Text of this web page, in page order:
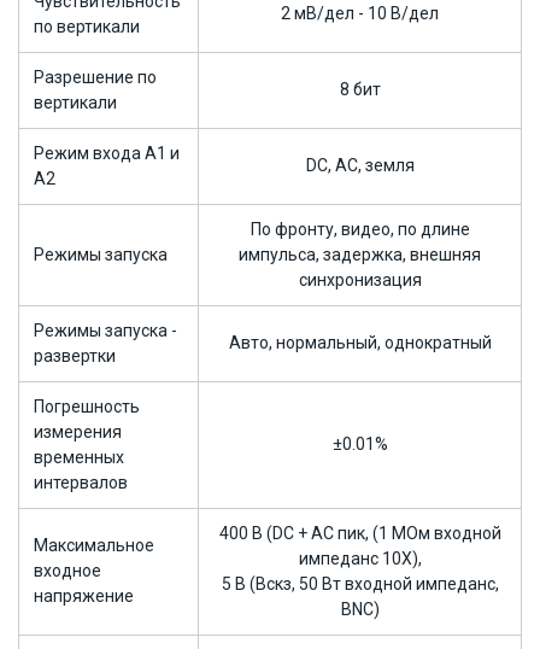
по вертикали
2 мВ/дел - 10 В/дел
Разрешение по
вертикали
8 бит
Режим входа А1 и
А2
DC, AC, земля
Режимы запуска
По фронту, видео, по длине
импульса, задержка, внешняя
синхронизация
Режимы запуска -
развертки
Авто, нормальный, однократный
Погрешность
измерения
временных
интервалов
±0.01%
Максимальное
входное
напряжение
400 В (DC + AC пик, (1 МОм входной
импеданс 10Х),
5 В (Вскз, 50 Вт входной импеданс,
BNC)